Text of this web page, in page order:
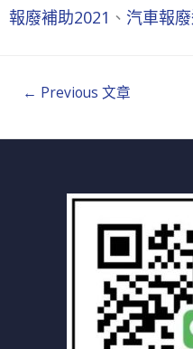
報廢補助2021 、 汽車報
← Previous 文章